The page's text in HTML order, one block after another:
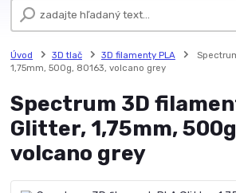
Úvod 3D tlač 3D filamenty PLA
1,75mm, 500g, 80163, volcano grey
Spectrum 3D
Glitter, 1,75mm,
volcano grey